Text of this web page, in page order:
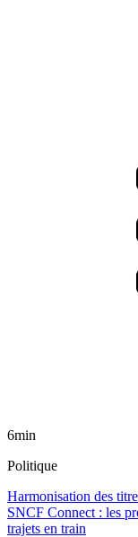
6min
Politique
Harmonisation des
SNCF Connect : les
trajets en train